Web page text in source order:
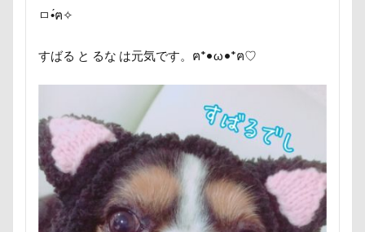
ㅁ•́ฅ✧
すばる と るな は元気です。ฅ*•ω•*ฅ♡
千本松牧場
三王山ふれあい公園
丘を越えて
世界の名犬牧場
不貞寝 下野市
上越市
上尾市
三陸復興国立公園
三瓶くん
三峯神社
中年サラリーマン
三井アウトレットパーク
万座毛
万が一の備え
七夕
一発芸
ヴィーナスフォート
ヴィンテージ
ワークショップ
ワンピース